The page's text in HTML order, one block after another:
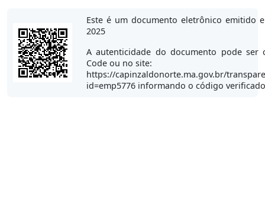
Este é um documento eletrônico emitido
2025
A autenticidade do documento pode ser
Code ou no site:
https://capinzaldonorte.ma.gov.br/
id=emp5776 informando o código